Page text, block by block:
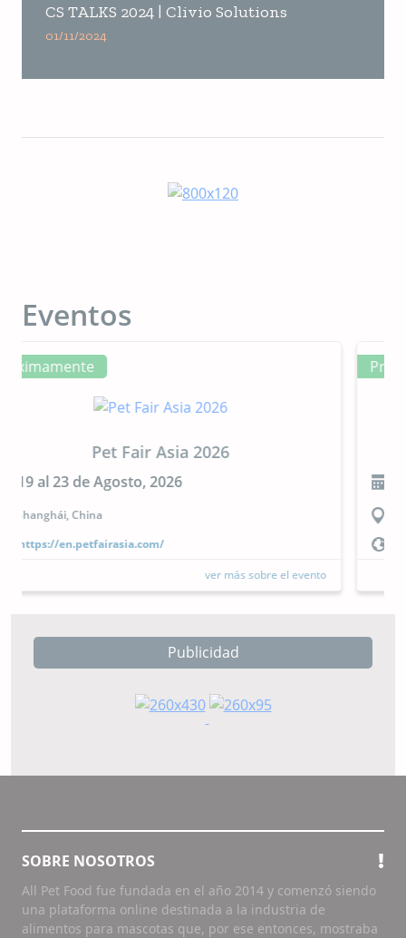
CS TALKS 2024 | Clivio Solutions
01/11/2024
Eventos
Próximamente
CIPAL 2026
23 al 24 de Septiembre, 2026
Buenos Aires, Argentina
https://cipal.com.ar/?lang=es
ver más sobre el evento
Publicidad
SOBRE NOSOTROS
All Pet Food fue fundada en el año 2014 y comenzó siendo
una plataforma online destinada a la industria de
alimentos para mascotas que, por ese entonces, mostraba